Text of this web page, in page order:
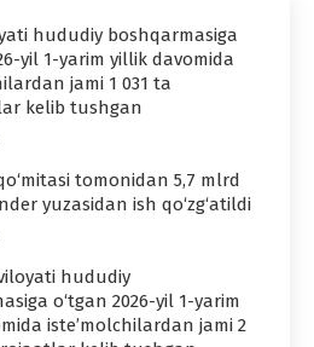
hududiy boshqarmasiga
yil 1-yarim yillik davomida
jami 1 031 ta
kelib tushgan
tomonidan 5,7 mlrd
yuzasidan ish qo‘zg‘atildi
hududiy
o‘tgan 2026-yil 1-yarim
iste’molchilardan jami 2